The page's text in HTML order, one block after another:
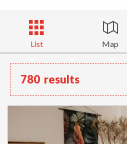
List Map
780 results